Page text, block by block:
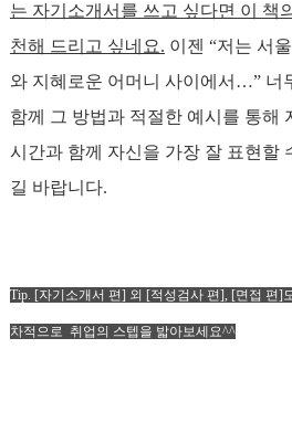
는 자기소개서를 쓰고 싶다면 이 책
천해 드리고 싶네요. 이젠 “저는 서
와 지혜로운 어머니 사이에서…” 너
함께 그 방법과 적절한 예시를 통해
시간과 함께 자신을 가장 잘 표현할
길 바랍니다.
Tip. [자기소개서 편] 외 [적성검사 편], [면접 편]
차적으로 취업의 스텝을 밟아보세요^^